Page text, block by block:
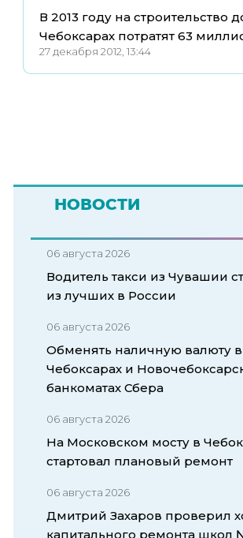
В 2013 году на строительство
Чебоксарах потратят 63
27 декабря 2012, 13:44
НОВОСТИ
06 августа 2026
Водитель такси из Чувашии
из лучших в России
06 августа 2026
Обменять наличную валюту в
Чебоксарах и
банкоматах Сбера
06 августа 2026
На Московском мосту в
стартовал плановый ремонт
06 августа 2026
Дмитрий Захаров проверил
капитального ремонта